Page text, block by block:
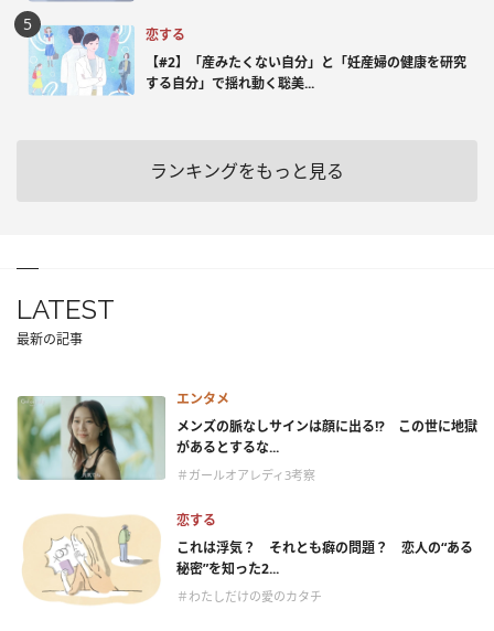
恋する
【#2】「産みたくない自分」と「妊産婦の健康を研究
する自分」で揺れ動く聡美...
ランキングをもっと見る
LATEST
最新の記事
エンタメ
メンズの脈なしサインは顔に出る!? この世に地獄
があるとするな...
＃ガールオアレディ3考察
恋する
これは浮気？ それとも癖の問題？ 恋人の“ある
秘密”を知った2...
＃わたしだけの愛のカタチ